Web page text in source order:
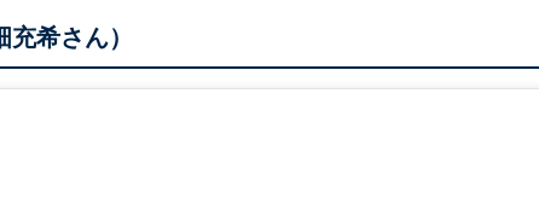
希さん）